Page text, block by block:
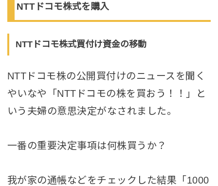
NTTドコモ株式を購入
NTTドコモ株式買付け資金の移動
NTTドコモ株の公開買付けのニュースを聞く
やいなや「NTTドコモの株を買おう！！」と
いう夫婦の意思決定がなされました。
一番の重要決定事項は何株買うか？
我が家の通帳などをチェックした結果「1000